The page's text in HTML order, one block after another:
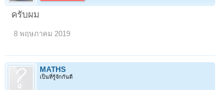
ครับผม
8 พฤษภาคม 2019
MATHS
เป็นที่รู้จักกันดี